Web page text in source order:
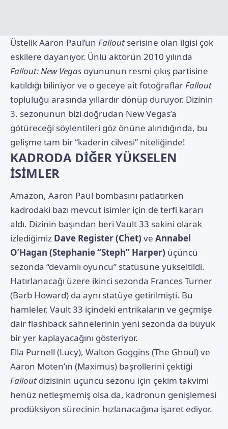
Üstelik Aaron Paul’un Fallout serisine olan ilgisi çok
eskilere dayanıyor. Ünlü aktörün 2010 yılında
Fallout: New Vegas oyununun resmi çıkış partisine
katıldığı biliniyor ve o geceye ait fotoğraflarFallout
topluluğu arasında yıllardır dönüp duruyor. Dizinin
3. sezonunun bizi doğrudan New Vegas’a
götüreceği söylentileri göz önüne alındığında, bu
gelişme tam bir “kaderin cilvesi” niteliğinde!
KADRODA DİĞER YÜKSELEN
İSİMLER
Amazon, Aaron Paul bombasını patlatırken
kadrodaki bazı mevcut isimler için de terfi kararı
aldı. Dizinin başından beri Vault 33 sakini olarak
izlediğimiz Dave Register (Chet) ve Annabel
O’Hagan (Stephanie “Steph” Harper) üçüncü
sezonda “devamlı oyuncu” statüsüne yükseltildi.
Hatırlanacağı üzere ikinci sezonda Frances Turner
(Barb Howard) da aynı statüye getirilmişti. Bu
hamleler, Vault 33 içindeki entrikaların ve geçmişe
dair flashback sahnelerinin yeni sezonda da büyük
bir yer kaplayacağını gösteriyor.
Ella Purnell (Lucy), Walton Goggins (The Ghoul) ve
Aaron Moten’ın (Maximus) başrollerini çektiği
Fallout dizisinin üçüncü sezonu için çekim takvimi
henüz netleşmemiş olsa da, kadronun genişlemesi
prodüksiyon sürecinin hızlanacağına işaret ediyor.